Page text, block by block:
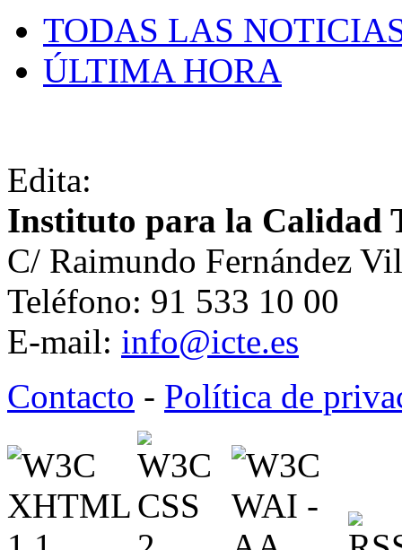
TODAS LAS
ÚLTIMA HORA
Edita:
Instituto para la Calidad
C/ Raimundo Fernández
Teléfono: 91 533 10 00
E-mail: info@icte.es
Contacto - Política de